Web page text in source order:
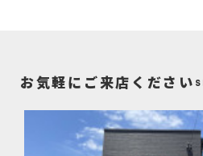
お気軽にご来店ください